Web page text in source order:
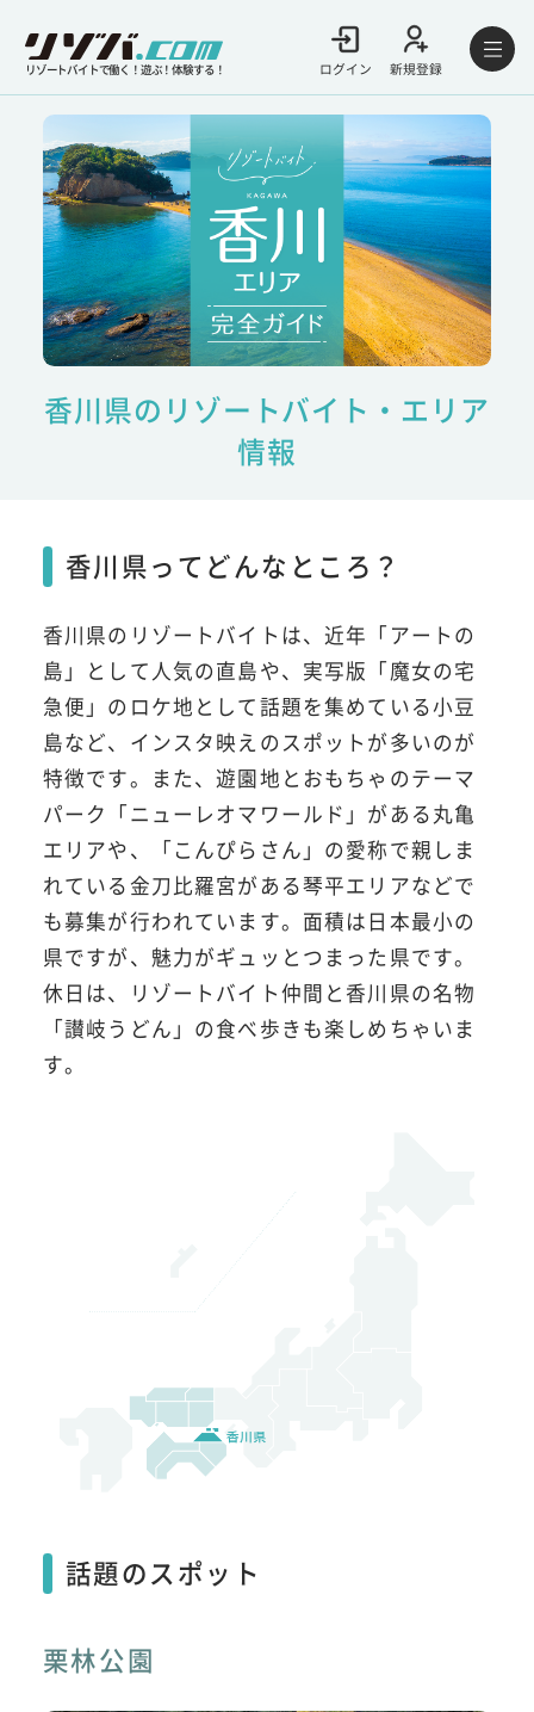
リゾートバイトで働く！遊ぶ！体験する！ ログイン 新規登録
香川県のリゾートバイト・エリア
情報
香川県ってどんなところ？
香川県のリゾートバイトは、近年「アートの
島」として人気の直島や、実写版「魔女の宅
急便」のロケ地として話題を集めている小豆
島など、インスタ映えのスポットが多いのが
特徴です。また、遊園地とおもちゃのテーマ
パーク「ニューレオマワールド」がある丸亀
エリアや、「こんぴらさん」の愛称で親しま
れている金刀比羅宮がある琴平エリアなどで
も募集が行われています。面積は日本最小の
県ですが、魅力がギュッとつまった県です。
休日は、リゾートバイト仲間と香川県の名物
「讃岐うどん」の食べ歩きも楽しめちゃいま
す。
話題のスポット
栗林公園